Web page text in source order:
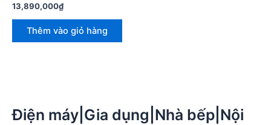
13,890,000₫
Thêm vào giỏ hàng
Điện máy|Gia dụng|Nhà bếp|Nội